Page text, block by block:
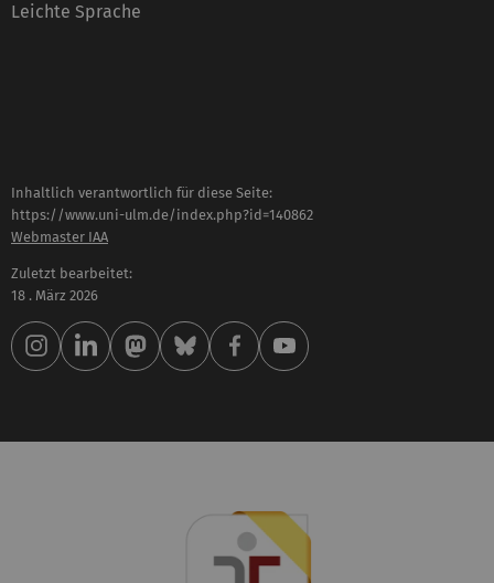
Leichte Sprache
Inhaltlich verantwortlich für diese Seite:
https://www.uni-ulm.de/index.php?id=140862
Webmaster IAA
Zuletzt bearbeitet:
18 . März 2026